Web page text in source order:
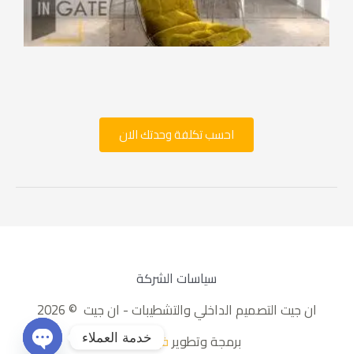
احسب تكلفة وحدتك الان
سياسات الشركة
ان جيت التصميم الداخلي والتشطيبات - ان جيت © 2026
برمجة وتطويرفيوتشر يب
خدمة العملاء